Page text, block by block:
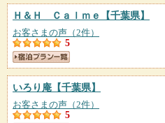
Ｈ＆Ｈ Ｃａｌｍｅ 【千葉県】
お客さまの声（2件）
5
いろり庵 【千葉県】
お客さまの声（2件）
5